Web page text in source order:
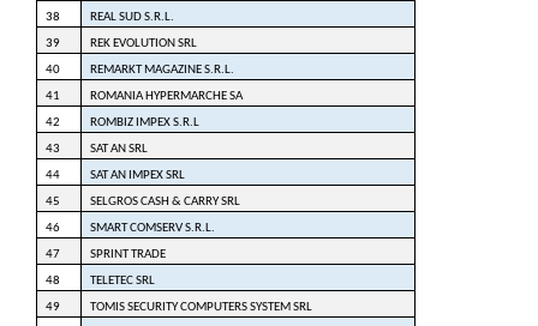
38
REAL SUD S.R.L.
39
REK EVOLUTION SRL
40
REMARKT MAGAZINE S.R.L.
41
ROMANIA HYPERMARCHE SA
42
ROMBIZ IMPEX S.R.L
43
SAT AN SRL
44
SAT AN IMPEX SRL
45
SELGROS CASH & CARRY SRL
46
SMART COMSERV S.R.L.
47
SPRINT TRADE
48
TELETEC SRL
49
TOMIS SECURITY COMPUTERS SYSTEM SRL